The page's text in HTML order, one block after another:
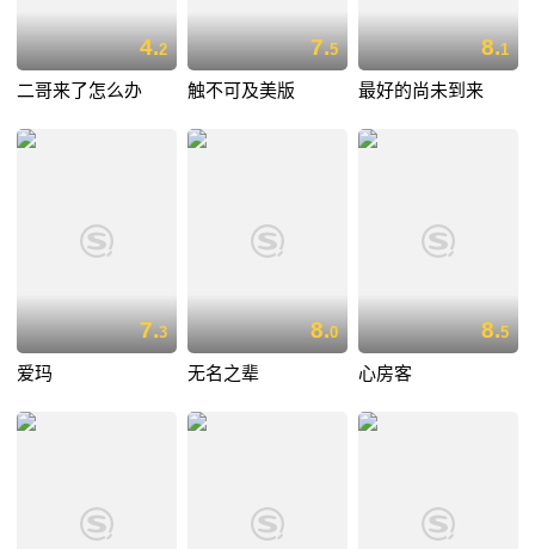
4.2
二哥来了怎么办
7.5
触不可及美版
8.1
最好的尚未到来
7.3
爱玛
8.0
无名之辈
8.5
心房客